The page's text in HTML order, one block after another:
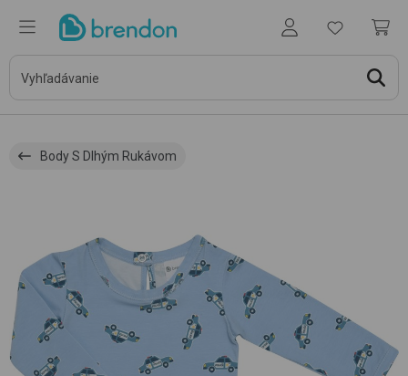
Body S Dlhým Rukávom